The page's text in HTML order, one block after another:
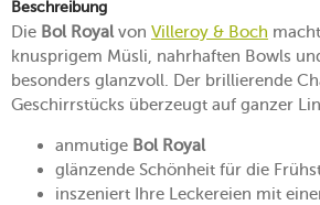
Beschreibung
Die Bol Royalvon Villeroy & Boch
knusprigem Müsli, nahrhaften Bowls
besonders glanzvoll. Der brillierende
Geschirrstücks überzeugt auf ganzer
anmutige Bol Royal
glänzende Schönheit für die
inszeniert Ihre Leckereien mit